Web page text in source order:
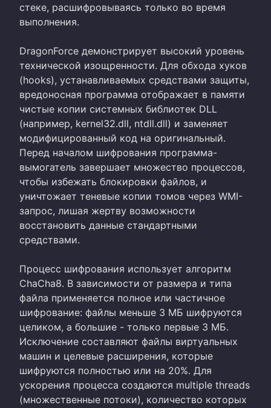
стеке, расшифровываясь только во время
выполнения.
DragonForce демонстрирует высокий уровень
технической изощренности. Для обхода хуков
(hooks), устанавливаемых средствами защиты,
вредоносная программа отображает в памяти
чистые копии системных библиотек DLL
(например, kernel32.dll, ntdll.dll) и заменяет
модифицированный код на оригинальный.
Перед началом шифрования программа-
вымогатель завершает множество процессов,
чтобы избежать блокировки файлов, и
уничтожает теневые копии томов через WMI-
запрос, лишая жертву возможности
восстановить данные стандартными
средствами.
Процесс шифрования использует алгоритм
ChaCha8. В зависимости от размера и типа
файла применяется полное или частичное
шифрование: файлы меньше 3 МБ шифруются
целиком, а большие - только первые 3 МБ.
Исключение составляют файлы виртуальных
машин и целевые расширения, которые
шифруются полностью или на 20%. Для
ускорения процесса создаются multiple threads
(множественные потоки), количество которых